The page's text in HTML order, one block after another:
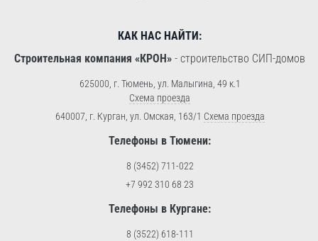
КАК НАС НАЙТИ:
Строительная компания «КРОН» - строительство СИП-домов
625000, г. Тюмень, ул. Малыгина, 49 к.1
Схема проезда
640007, г. Курган, ул. Омская, 163/1 Схема проезда
Телефоны в Тюмени:
8 (3452) 711-022
+7 992 310 68 23
Телефоны в Кургане:
8 (3522) 618-111